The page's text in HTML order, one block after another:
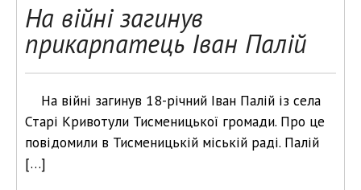
На війні загинув
прикарпатець Іван Палій
На війні загинув 18-річний Іван Палій із села
Старі Кривотули Тисменицької громади. Про це
повідомили в Тисменицькій міській раді. Палій
[…]